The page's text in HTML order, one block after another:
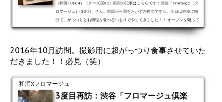
（和酒バル04）（チーズ店02）前回の記事はこちらです！渋谷「Fromage（フ
ロマージュ）倶楽部」さん。前回から間をおかずの再訪です☆。今日は寄稿に向
けて、がっつりとお料理を食べるつもりでやってきました！！ オープンを狙って
お店に一番乗りです。おかげで入場ができず、もたもたしている時に中から鍵を
開けて？もらっての入店でした（笑）。いつにもまして豪華なセレクト！！本日
日のヒット♪写真撮ってないけど一杯めはいつものキゥイキュヴェソー...
2016年10月訪問。撮影用に超がっつり食事させていた
だきました！！必見（笑）
和酒xフロマージュ
3度目再訪：渋谷「フロマージュ倶楽